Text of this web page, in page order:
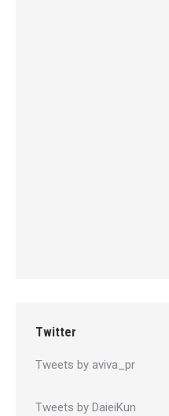
Twitter
Tweets by aviva_pr
Tweets by DaieiKun